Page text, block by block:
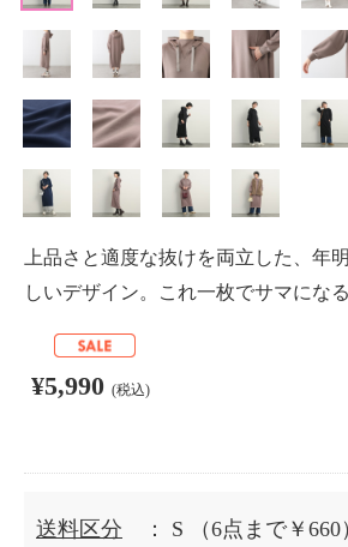
上品さと適度な抜けを両立した、年
しいデザイン。これ一枚でサマにな
¥5,990 (税込)
送料区分 ： S
（6点まで￥660